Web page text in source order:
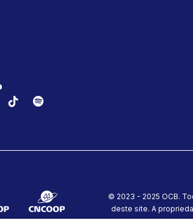
TikTokSpotify
© 2023 - 2025 OCB.
deste site.A